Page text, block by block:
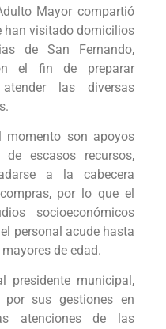
Mayor compartió
han visitado domicilios
de San Fernando,
el fin de preparar
las diversas
son apoyos
escasos recursos,
a la cabecera
por lo que el
socioeconómicos
personal acude hasta
de edad.
presidente municipal,
por sus gestiones en
atenciones de las